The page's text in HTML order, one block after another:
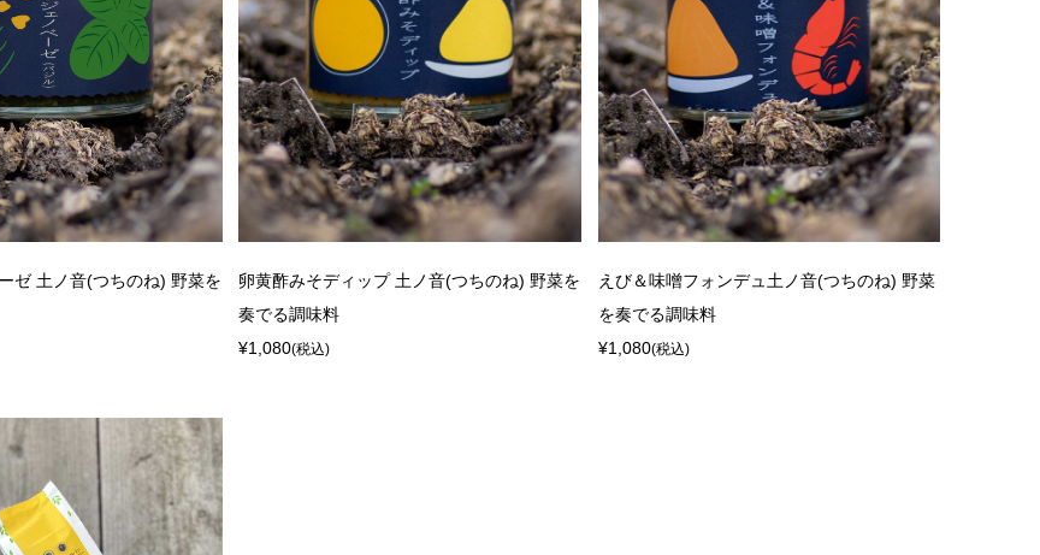
ゼ 土ノ音(つちのね) 野菜を
卵黄酢みそディップ 土ノ音(つちのね) 野菜を
奏でる調味料
¥1,080(税込)
えび＆味噌フォンデュ土ノ音(つちのね) 野菜
を奏でる調味料
¥1,080(税込)